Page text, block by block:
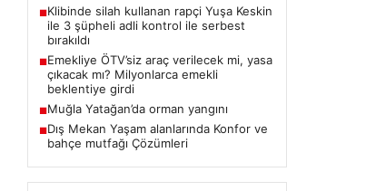
■Klibinde silah kullanan rapçi Yuşa Keskin
ile 3 şüpheli adli kontrol ile serbest
bırakıldı
■Emekliye ÖTV’siz araç verilecek mi, yasa
çıkacak mı? Milyonlarca emekli
beklentiye girdi
■Muğla Yatağan’da orman yangını
■Dış Mekan Yaşam alanlarında Konfor ve
bahçe mutfağı Çözümleri